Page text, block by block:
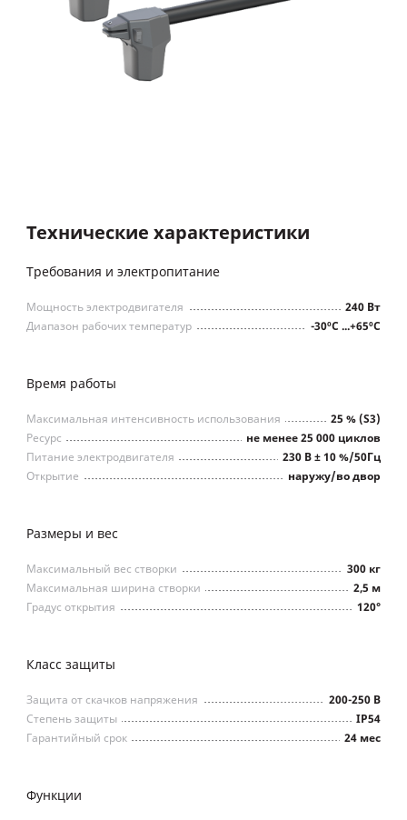
Технические характеристики
Требования и электропитание
240 Вт
Мощность электродвигателя
-30ºС ...+65ºС
Диапазон рабочих температур
Время работы
25 % (S3)
Максимальная интенсивность использования
не менее 25 000 циклов
Ресурс
230 В ± 10 %/50Гц
Питание электродвигателя
наружу/во двор
Открытие
Размеры и вес
300 кг
Максимальный вес створки
2,5 м
Максимальная ширина створки
120°
Градус открытия
Класс защиты
200-250 В
Защита от скачков напряжения
IP54
Степень защиты
24 мес
Гарантийный срок
Функции